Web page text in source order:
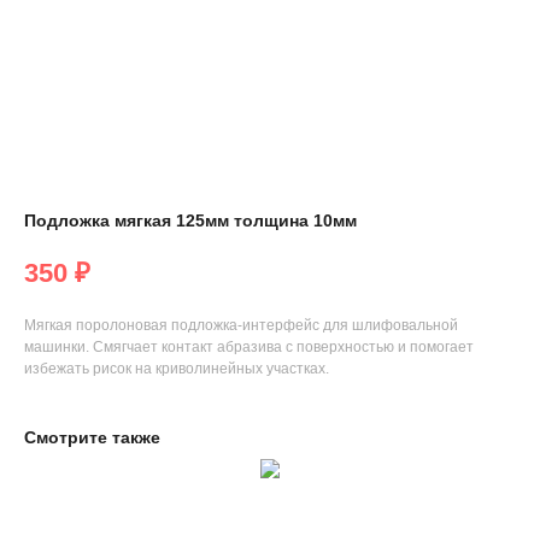
Подложка мягкая 125мм толщина 10мм
350 ₽
Мягкая поролоновая подложка-интерфейс для шлифовальной
машинки. Смягчает контакт абразива с поверхностью и помогает
избежать рисок на криволинейных участках.
Смотрите также